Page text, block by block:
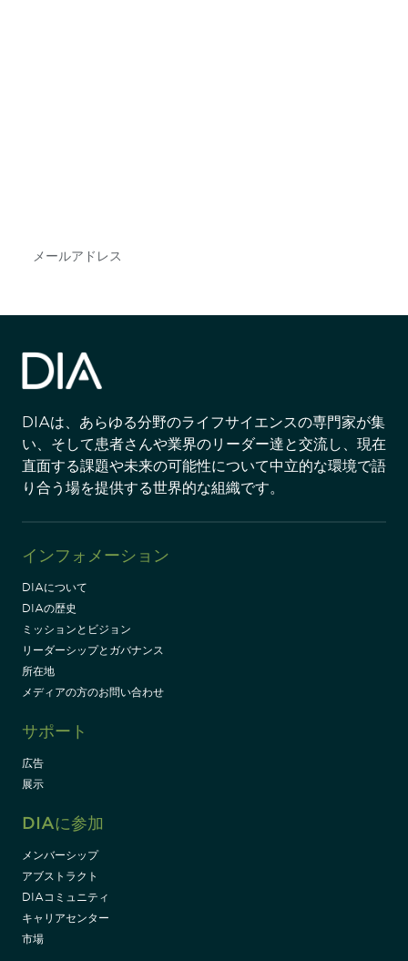
DIAは、あらゆる分野のライフサイエンスの専門家が集
い、そして患者さんや業界のリーダー達と交流し、現在
直面する課題や未来の可能性について中立的な環境で語
り合う場を提供する世界的な組織です。
インフォメーション
DIAについて
DIAの歴史
ミッションとビジョン
リーダーシップとガバナンス
所在地
メディアの方のお問い合わせ
サポート
広告
展示
DIAに参加
メンバーシップ
アブストラクト
DIAコミュニティ
キャリアセンター
市場